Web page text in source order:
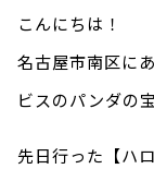
こんにちは！
名古屋市南区に
ビスのパンダの
先日行った【ハ